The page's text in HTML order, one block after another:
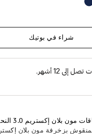
شراء في بوتيك
صُنعت محفظة